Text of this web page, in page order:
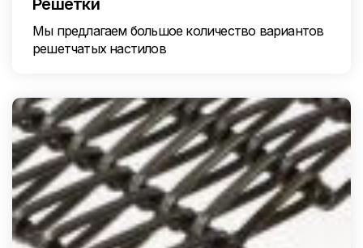
Решетки
Мы предлагаем большое количество вариантов
решетчатых настилов